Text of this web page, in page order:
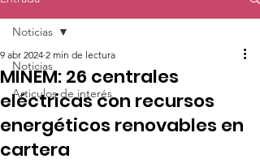
Noticias
Articulos de interés
Noticias
MINEM: 26 centrales
eléctricas con recursos
energéticos renovables en
cartera
9 abr 2024 2 min de lectura